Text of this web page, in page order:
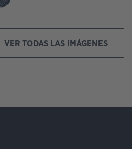
VER TODAS LAS IMÁGENES